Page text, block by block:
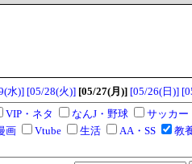
水)] [05/28(火)] [05/27(月)] [05/26(日)]
VIP・ネタ なんJ・野球 サッカー
画 Vtube 生活 AA・SS 教